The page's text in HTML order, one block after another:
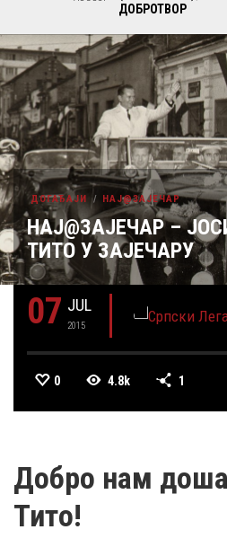
ДОБРОТВОР
ДОГАЂАЈИ НАЈ@ЗАЈЕЧАР
НАЈ@ЗАЈЕЧАР –
ТИТО У ЗАЈЕЧАРУ
07 JUL
2015
0 4.8k 1
Добро нам
Тито!